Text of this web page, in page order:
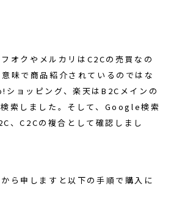
オクやメルカリはC2Cの売買なの
味で商品紹介されているのではな
ョッピング、楽天はB2Cメインの
索しました。そして、Google検索
、C2Cの複合として確認しまし
ら申しますと以下の手順で購入に